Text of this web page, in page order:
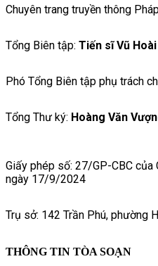
Chuyên trang truyền thông
Tổng Biên tập: Tiến sĩ Vũ
Phó Tổng Biên tập phụ trách
Tổng Thư ký: Hoàng Văn
Giấy phép số: 27/GP-CBC của
ngày 17/9/2024
Trụ sở: 142 Trần Phú, phường
THÔNG TIN TÒA SOẠN